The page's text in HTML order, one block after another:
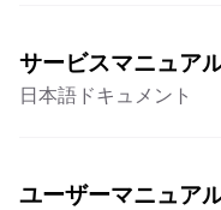
サービスマニュア
日本語ドキュメント
ユーザーマニュア